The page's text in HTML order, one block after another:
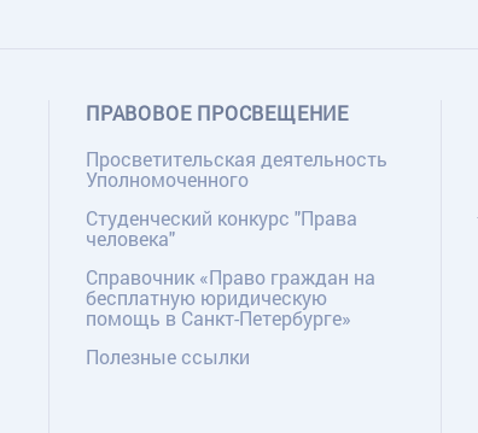
ПРАВОВОЕ ПРОСВЕЩЕНИЕ
Просветительская деятельность
Уполномоченного
Студенческий конкурс "Права
человека"
Справочник «Право граждан на
бесплатную юридическую
помощь в Санкт-Петербурге»
Полезные ссылки